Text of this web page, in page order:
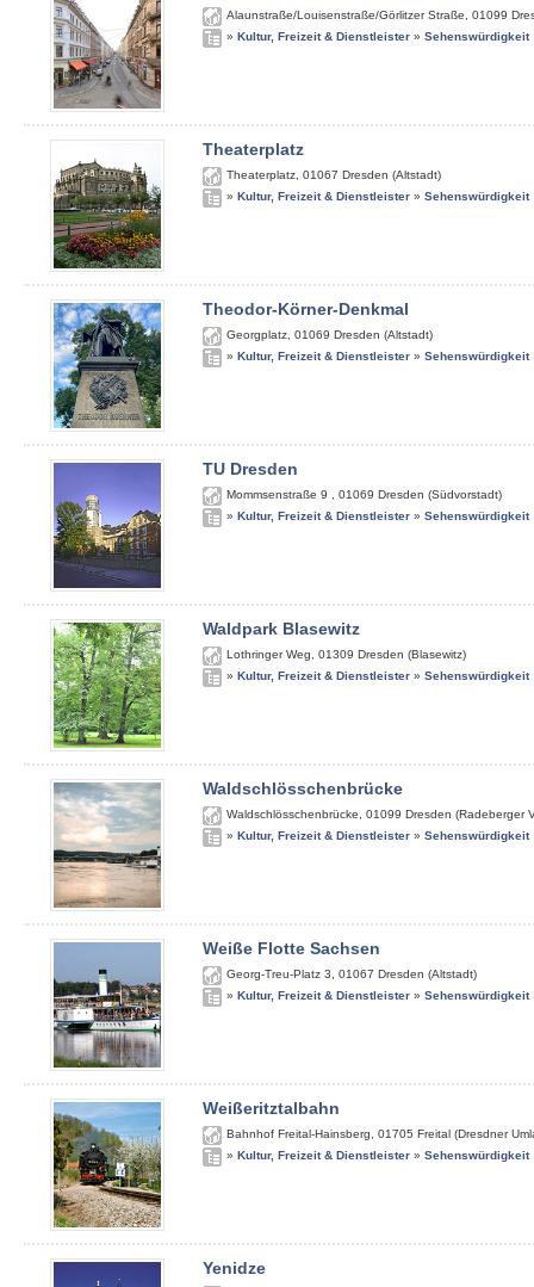
Alaunstraße/Louisenstraße/Görlitzer Straße 01099
» Kultur, Freizeit & Dienstleister » Sehenswürdigkeit
Theaterplatz
Theaterplatz 01067 Dresden (Altstadt)
» Kultur, Freizeit & Dienstleister » Sehenswürdigkeit
Theodor-Körner-Denkmal
Georgplatz 01069 Dresden (Altstadt)
» Kultur, Freizeit & Dienstleister » Sehenswürdigkeit
TU Dresden
Mommsenstraße 9 01069 Dresden (Südvorstadt)
» Kultur, Freizeit & Dienstleister » Sehenswürdigkeit
Waldpark Blasewitz
Lothringer Weg 01309 Dresden (Blasewitz)
» Kultur, Freizeit & Dienstleister » Sehenswürdigkeit
Waldschlösschenbrücke
Waldschlösschenbrücke 01099 Dresden (Radeberger
» Kultur, Freizeit & Dienstleister » Sehenswürdigkeit
Weiße Flotte Sachsen
Georg-Treu-Platz 3 01067 Dresden (Altstadt)
» Kultur, Freizeit & Dienstleister » Sehenswürdigkeit
Weißeritztalbahn
Bahnhof Freital-Hainsberg 01705 Freital (Dresdner
» Kultur, Freizeit & Dienstleister » Sehenswürdigkeit
Yenidze